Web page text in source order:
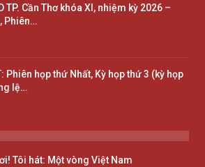
TP. Cần Thơ khóa XI, nhiệm kỳ 2026 –
Phiên…
Phiên họp thứ Nhất, Kỳ họp thứ 3 (kỳ họp
lệ…
Tôi hát: Một vòng Việt Nam